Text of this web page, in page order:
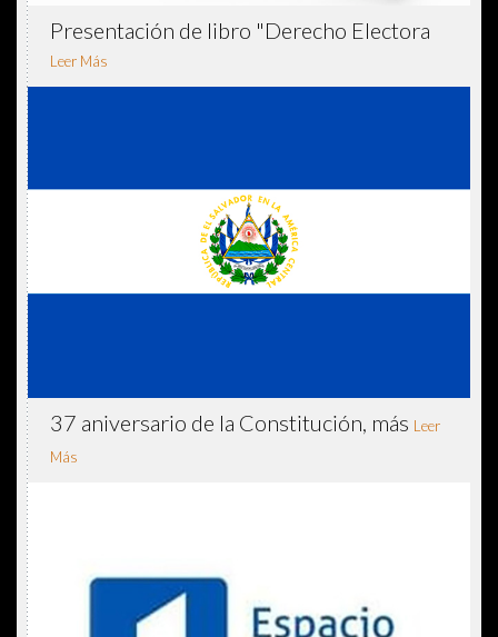
Presentación de libro "Derecho Electora
Leer Más
37 aniversario de la Constitución, más Leer
Más